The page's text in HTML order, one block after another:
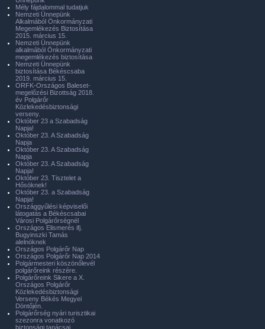
Mély fájdalommal tudatjuk
Nemzeti Ünnepünk
Alkalmából Önkormányzati
Megemlékezés Biztosítása
2015. március 15.
Nemzeti Ünnepünk
alkalmából Önkormányzati
megemlékezés biztosítása
Nemzeti Ünnepünk
biztosítása Békéscsaba
2019. március 15.
ORFK-Országos Baleset-
megelőzési Bizottság 2018.
év Polgárőr
Közlekedésbiztonsági
verseny.
Október 23 a Szabadság
Napja!
Október 23. A Szabadság
Napja
Október 23. A Szabadság
Napja
Október 23. A Szabadság
Napja!
Október 23. Tisztelet a
Hősöknek!
Október 23. a Szabadság
Napja!
Országgyűlési képviselői
látogatás a Békéscsabai
Városi Polgárőrségnél
Országos Elismerés ifj.
Bugyinszki Tamás
alelnöknek
Országos Polgárőr Nap
Országos Polgárőr Nap 2014
Polgármesteri köszönőlevél
polgárőreink részére.
Polgárőreink Sikere a X.
Országos Polgárőr
Közlekedésbiztonsági
Verseny Békés Megyei
Döntőjén.
Polgárőrség nyári turisztikai
szezonra vonatkozó
biztonsági tanácsai.